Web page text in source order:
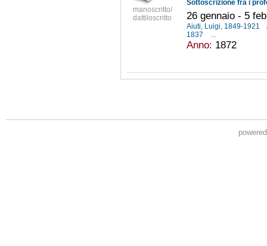
manoscritto/
dattiloscritto
26 gennaio - 5
Aiuti, Luigi, 1849-1921
1837
...
Anno: 1872